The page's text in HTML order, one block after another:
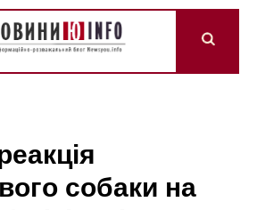
собаки на